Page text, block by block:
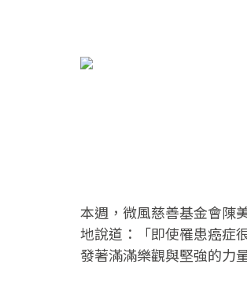
本週，微風慈善基金會陳
地說道：「即使罹患癌症
發著滿滿樂觀與堅強的力